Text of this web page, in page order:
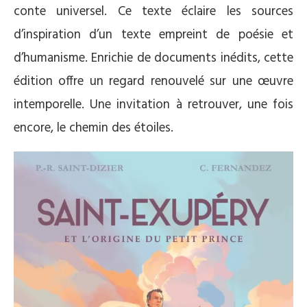
conte universel. Ce texte éclaire les sources
d’inspiration d’un texte empreint de poésie et
d’humanisme. Enrichie de documents inédits, cette
édition offre un regard renouvelé sur une œuvre
intemporelle. Une invitation à retrouver, une fois
encore, le chemin des étoiles.